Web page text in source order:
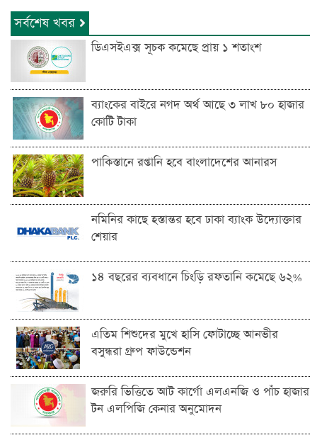
সর্বশেষ খবর
ডিএসইএক্স সূচক কমেছে প্রায় ১ শতাংশ
ব্যাংকের বাইরে নগদ অর্থ আছে ৩ লাখ ৮০ হাজার
কোটি টাকা
পাকিস্তানে রপ্তানি হবে বাংলাদেশের আনারস
নমিনির কাছে হস্তান্তর হবে ঢাকা ব্যাংক উদ্যোক্তার
শেয়ার
১৪ বছরের ব্যবধানে চিংড়ি রফতানি কমেছে ৬২%
এতিম শিশুদের মুখে হাসি ফোটাচ্ছে আনভীর
বসুন্ধরা গ্রুপ ফাউন্ডেশন
জরুরি ভিত্তিতে আট কার্গো এলএনজি ও পাঁচ হাজার
টন এলপিজি কেনার অনুমোদন